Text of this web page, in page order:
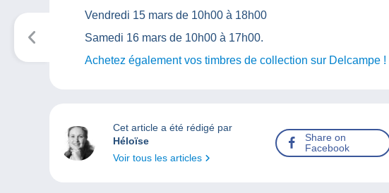
Vendredi 15 mars de 10h00 à 18h00
Samedi 16 mars de 10h00 à 17h00.
Achetez également vos timbres de collection sur Delcampe !
Cet article a été rédigé par
Héloïse
Voir tous les articles
Share on
Facebook